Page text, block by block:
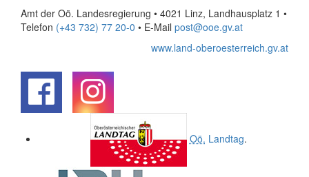
Amt der Oö. Landesregierung • 4021 Linz, Landhausplatz 1 •
Telefon (+43 732) 77 20-0 • E-Mail post@ooe.gv.at
www.land-oberoesterreich.gv.at
Oö. Landtag.